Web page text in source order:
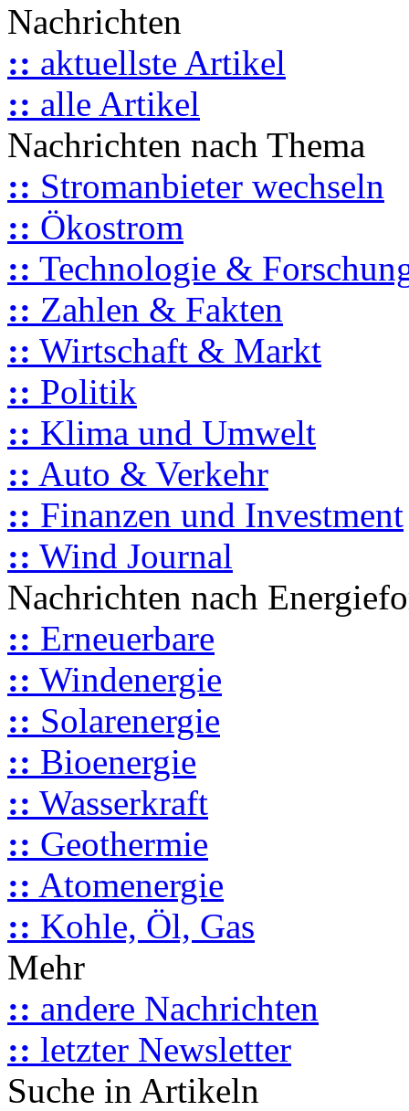
Nachrichten
:: aktuellste Artikel
:: alle Artikel
Nachrichten nach Thema
:: Stromanbieter wechseln
:: Ökostrom
:: Technologie &
:: Zahlen & Fakten
:: Wirtschaft & Markt
:: Politik
:: Klima und Umwelt
:: Auto & Verkehr
:: Finanzen und Investment
:: Wind Journal
Nachrichten nach
:: Erneuerbare
:: Windenergie
:: Solarenergie
:: Bioenergie
:: Wasserkraft
:: Geothermie
:: Atomenergie
:: Kohle, Öl, Gas
Mehr
:: andere Nachrichten
:: letzter Newsletter
Suche in Artikeln